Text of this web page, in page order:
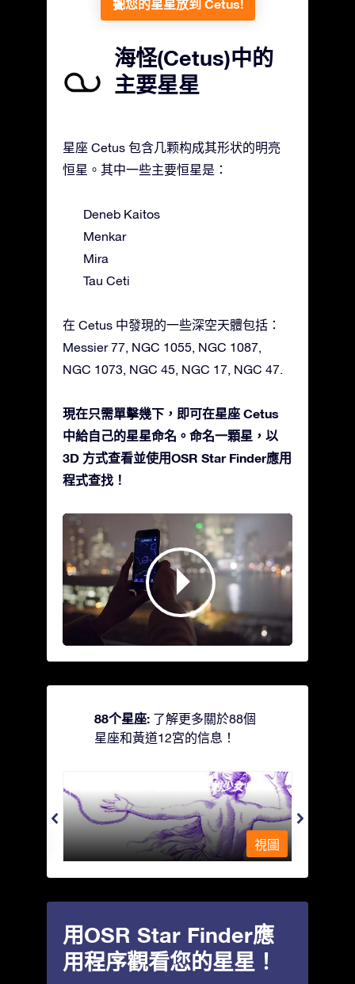
把您的星星放到 Cetus!
海怪(Cetus)中的
主要星星
星座 Cetus 包含几颗构成其形状的明亮
恒星。其中一些主要恒星是：
Deneb Kaitos
Menkar
Mira
Tau Ceti
在 Cetus 中發現的一些深空天體包括：
Messier 77, NGC 1055, NGC 1087,
NGC 1073, NGC 45, NGC 17, NGC 47.
現在只需單擊幾下，即可在星座 Cetus
中給自己的星星命名。命名一顆星，以
3D 方式查看並使用OSR Star Finder應用
程式查找！
88个星座: 了解更多關於88個
星座和黃道12宮的信息！
Andromeda - 被鐵鍊鎖著的少女
視圖
用OSR Star Finder應
用程序觀看您的星星！